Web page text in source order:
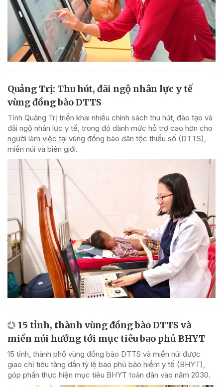
Quảng Trị: Thu hút, đãi ngộ nhân lực y tế
vùng đồng bào DTTS
Tỉnh Quảng Trị triển khai nhiều chính sách thu hút, đào tạo và
đãi ngộ nhân lực y tế, trong đó dành mức hỗ trợ cao hơn cho
người làm việc tại vùng đồng bào dân tộc thiểu số (DTTS),
miền núi và biên giới.
15 tỉnh, thành vùng đồng bào DTTS và
miền núi hướng tới mục tiêu bao phủ BHYT
15 tỉnh, thành phố vùng đồng bào DTTS và miền núi được
giao chỉ tiêu tăng dần tỷ lệ bao phủ bảo hiểm y tế (BHYT),
góp phần thực hiện mục tiêu BHYT toàn dân vào năm 2030.